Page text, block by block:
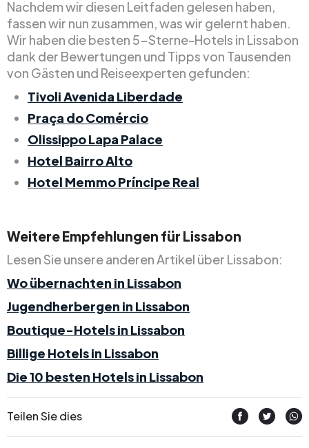
Nachdem wir diesen Leitfaden gelesen haben,
fassen wir nun zusammen, was wir gelernt haben.
Wir haben die besten 5-Sterne-Hotels in Lissabon
dank der Bewertungen und Tipps von Tausenden
von Gästen und Reiseexperten gefunden:
Tivoli Avenida Liberdade
Praça do Comércio
Olissippo Lapa Palace
Hotel Bairro Alto
Hotel Memmo Príncipe Real
Weitere Empfehlungen für Lissabon
Lesen Sie unsere anderen Artikel über Lissabon:
Wo übernachten in Lissabon
Jugendherbergen in Lissabon
Boutique-Hotels in Lissabon
Billige Hotels in Lissabon
Die 10 besten Hotels in Lissabon
Teilen Sie dies